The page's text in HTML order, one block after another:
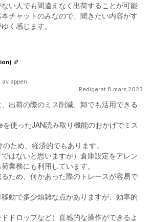
い人でも間違えなく出荷することが可能
チャットのみなので、聞きたい内容がす
く感じます。
Redigerat 8 mars 2023
出荷の際のミス削減、卸でも活用できる
使ったJAN読み取り機能のおかげでミス
ため、経済的でもあります。
はないと思いますが）倉庫設定をアレン
業務にも利用しています。
ため、何かあった際のトレースが容易で
動で多少煩雑な点がありますが、効率的
ドロップなど）直感的な操作ができるよ
appen